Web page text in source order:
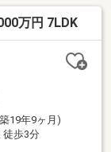
分（約900m）
）■千歳公園
万円 7LDK
19年9ヶ月)
徒歩3分